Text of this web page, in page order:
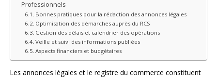
Professionnels
Bonnes pratiques pour la rédaction des annonces légales
Optimisation des démarches auprès du RCS
Gestion des délais et calendrier des opérations
Veille et suivi des informations publiées
Aspects financiers et budgétaires
Les annonces légales et le registre du commerce constituent